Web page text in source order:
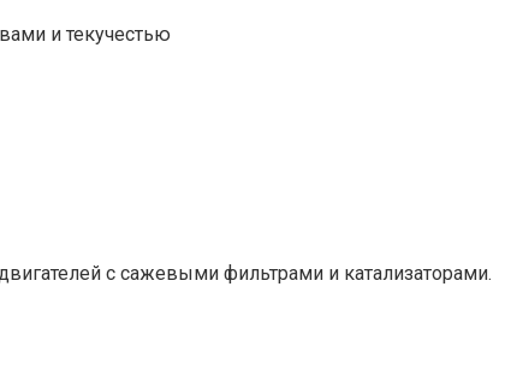
и текучестью
с сажевыми фильтрами и катализаторами.